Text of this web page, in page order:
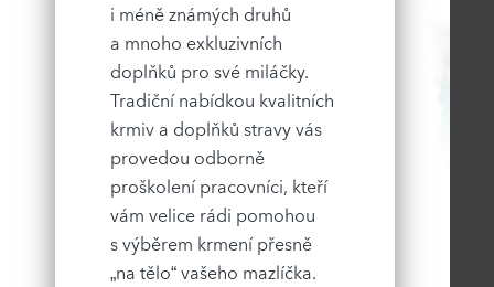
i méně známých druhů
a mnoho exkluzivních
doplňků pro své miláčky.
Tradiční nabídkou kvalitních
krmiv a doplňků stravy vás
provedou odborně
proškolení pracovníci, kteří
vám velice rádi pomohou
s výběrem krmení přesně
„na tělo“ vašeho mazlíčka.